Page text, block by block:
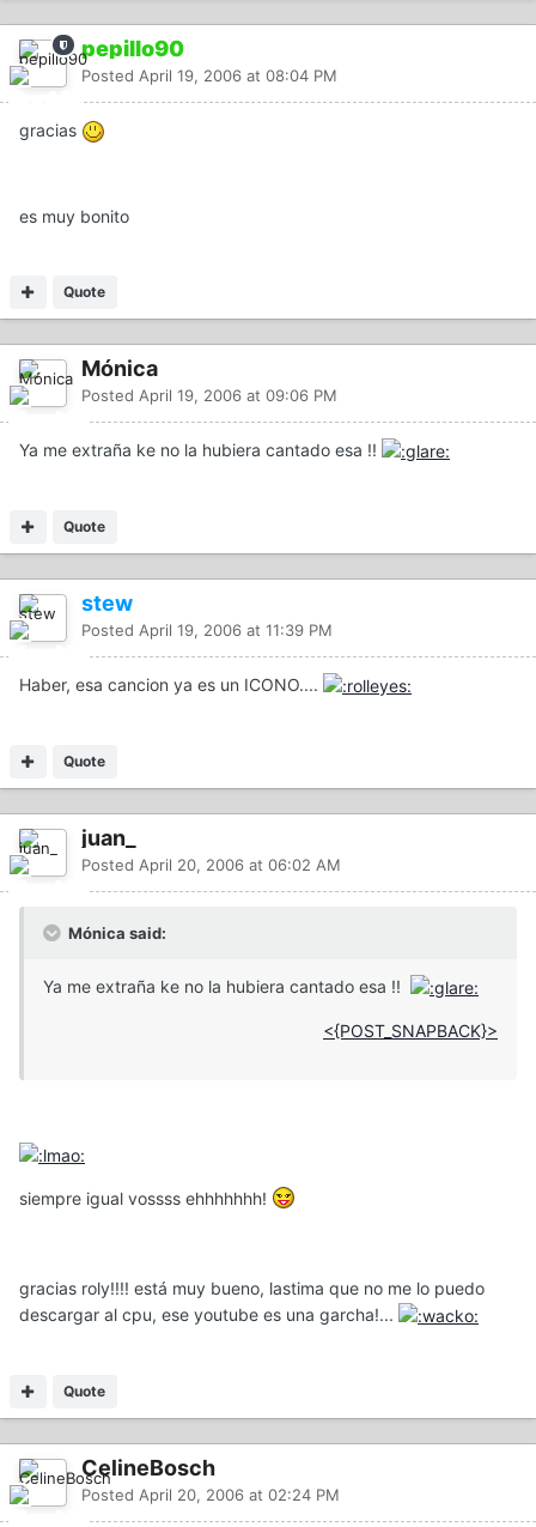
pepillo90
Posted April 19, 2006 at 08:04 PM
gracias
es muy bonito
Quote
Mónica
Posted April 19, 2006 at 09:06 PM
Ya me extraña ke no la hubiera cantado esa !!
Quote
stew
Posted April 19, 2006 at 11:39 PM
Haber, esa cancion ya es un ICONO....
Quote
juan_
Posted April 20, 2006 at 06:02 AM
Mónica said:
Ya me extraña ke no la hubiera cantado esa !!
<{POST_SNAPBACK}>
siempre igual vossss ehhhhhhh!
gracias roly!!!! está muy bueno, lastima que no me lo puedo
descargar al cpu, ese youtube es una garcha!...
Quote
CelineBosch
Posted April 20, 2006 at 02:24 PM